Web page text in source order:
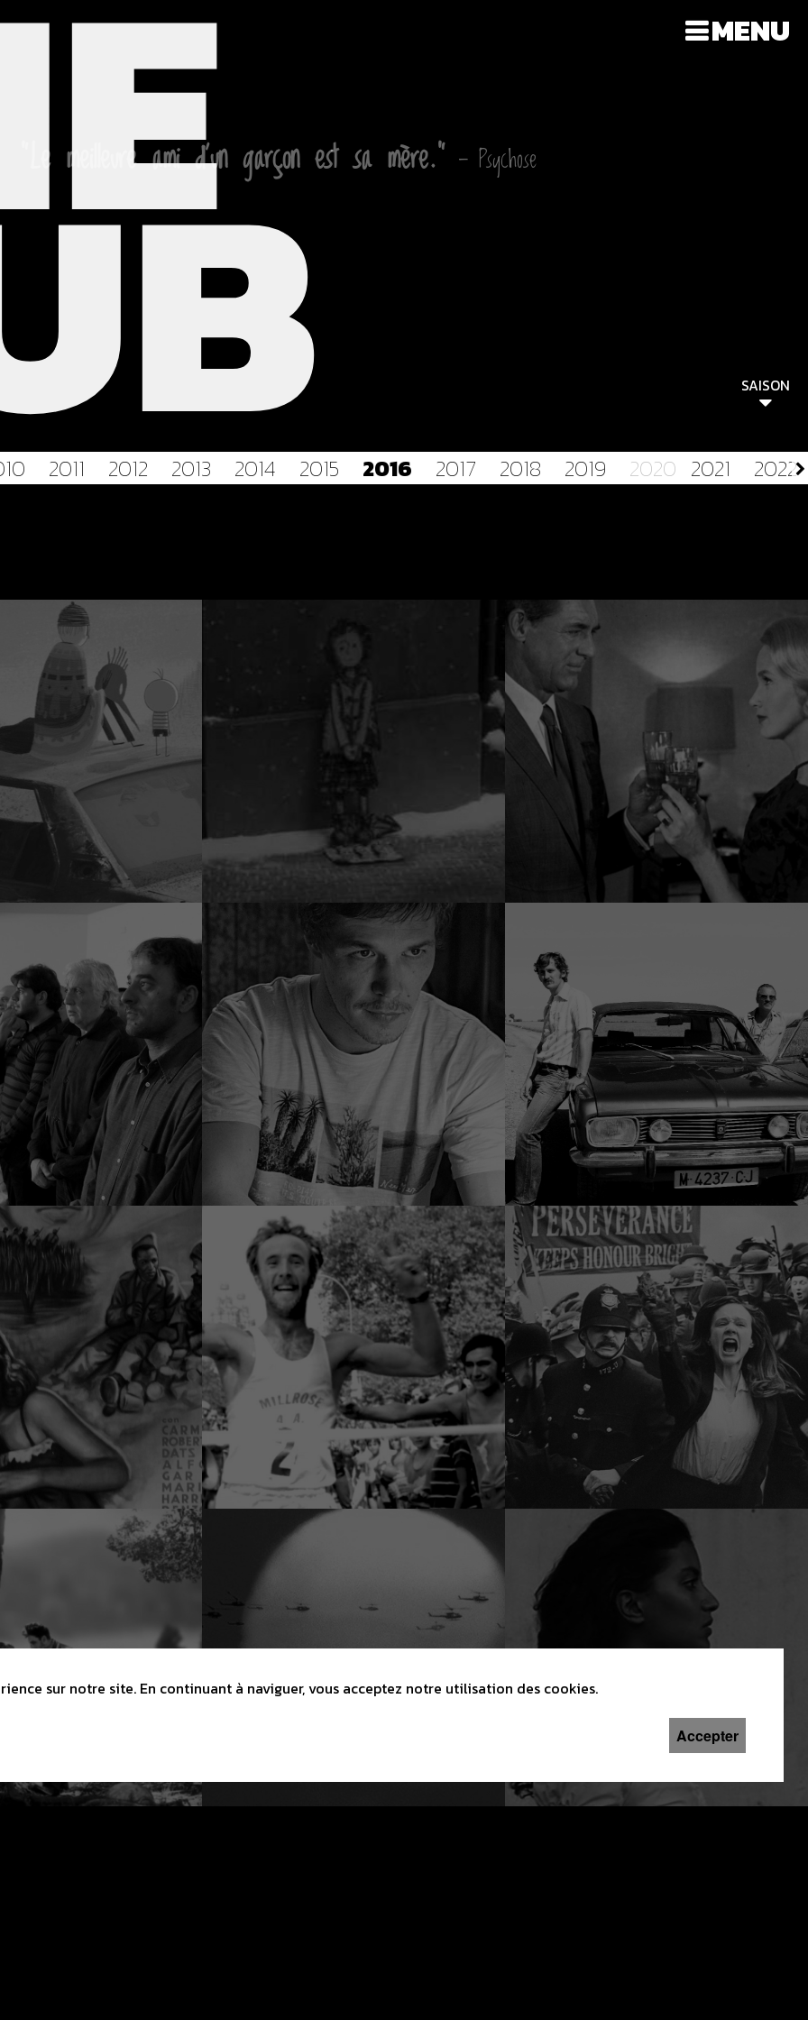
MENU
"Le meilleure ami d'un garçon est sa mère." — Psychose
SAISON
2011 2012 2013 2014 2015 2016 2017 2018 2019 2020 2021 2022
sur notre site. En continuant à naviguer, vous acceptez notre utilisation des cookies.
Accepter